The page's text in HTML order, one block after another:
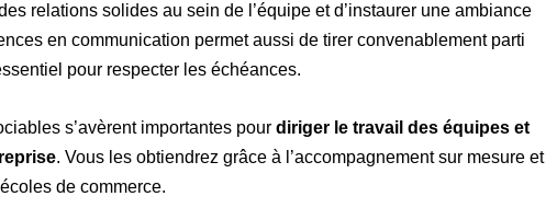
relations solides au sein de l’équipe et d’instaurer une ambiance
en communication permet aussi de tirer convenablement parti
pour respecter les échéances.
s’avèrent importantes pourdiriger le travail des équipes et
. Vous les obtiendrez grâce à l’accompagnement sur mesure et
de commerce.